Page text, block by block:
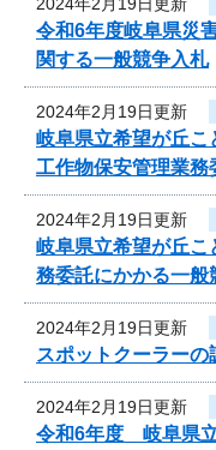
令和6年度岐阜県災
関する一般競争入札
2024年2月19日更新
岐阜県立希望が丘こ
工作物保安管理業務
2024年2月19日更新
岐阜県立希望が丘こ
務委託にかかる一般
2024年2月19日更新
スポットクーラー
2024年2月19日更新
令和6年度 岐阜県